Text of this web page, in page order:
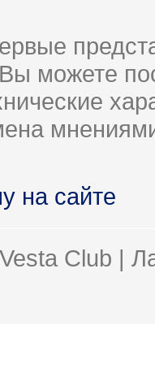
можете
на сайте
Club |